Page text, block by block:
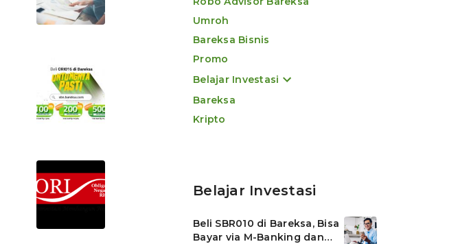
Umroh
Bareksa Bisnis
Promo
Belajar Investasi
Bareksa
Kripto
Belajar Investasi
Beli SBR010 di Bareksa, Bisa
Bayar via M-Banking dan